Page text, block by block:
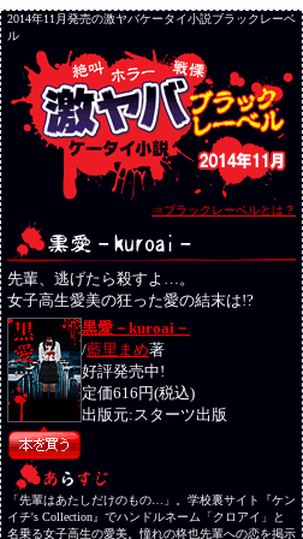
2014年11月発売の激ヤバケータイ小説ブラックレーベ
ル
⇒ブラックレーベルとは？
先輩、逃げたら殺すよ…。
女子高生愛美の狂った愛の結末は!?
黒愛－kuroai－
/藍里まめ著
好評発売中!
定価616円(税込)
出版元:スターツ出版
「先輩はあたしだけのもの…」。学校裏サイト『ケン
イチ's Collection』でハンドルネーム「クロアイ」と
名乗る女子高生の愛美。憧れの柊也先輩への恋を掲示